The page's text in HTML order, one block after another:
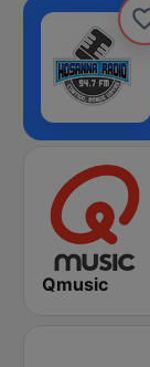
Qmusic